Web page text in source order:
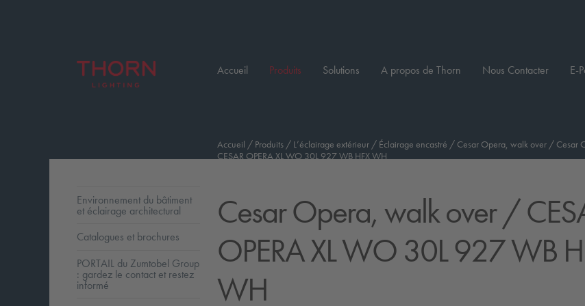
Accueil Produits Solutions A propos de Thorn Nous Contacter E-
Accueil / Produits / L’éclairage extérieur / Éclairage encastré / Cesar Opera, walk over / Cesar
CESAR OPERA XL WO 30L 927 WB HFX WH
Cesar Opera, walk over/
OPERA XL WO 30L 927 WB
WH
Environnement du bâtiment
et éclairage architectural
Catalogues et brochures
PORTAIL du Zumtobel Group
: gardez le contact et restez
informé